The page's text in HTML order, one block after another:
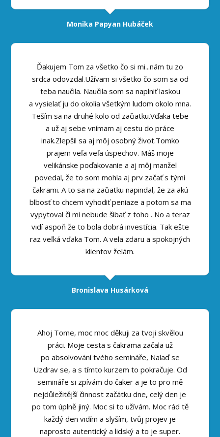
Monika Papyan Hubáček
Ďakujem Tom za všetko čo si mi...nám tu zo
srdca odovzdal.Užívam si všetko čo som sa od
teba naučila. Naučila som sa naplniť laskou
a vysielať ju do okolia všetkým ludom okolo mna.
Teším sa na druhé kolo od začiatku.Vďaka tebe
a už aj sebe vnímam aj cestu do práce
inak.Zlepšil sa aj môj osobný život.Tomko
prajem veľa veľa úspechov. Máš moje
velikánske poďakovanie a aj môj manžel
povedal, že to som mohla aj prv začať s tými
čakrami. A to sa na začiatku napindal, že za akú
blbosť to chcem vyhodiť peniaze a potom sa ma
vypytoval či mi nebude šibať z toho . No a teraz
vidí aspoň že to bola dobrá investícia. Tak ešte
raz veľká vďaka Tom. A vela zdaru a spokojných
klientov želám.
Bronislava Husárková
Ahoj Tome, moc moc děkuji za tvoji skvělou
práci. Moje cesta s čakrama začala už
po absolvování tvého semináře, Nalaď se
Uzdrav se, a s tímto kurzem to pokračuje. Od
semináře si zpívám do čaker a je to pro mě
nejdůležitější činnost začátku dne, celý den je
po tom úplně jiný. Moc si to užívám. Moc rád tě
každý den vidím a slyším, tvůj projev je
naprosto autentický a lidský a to je super.